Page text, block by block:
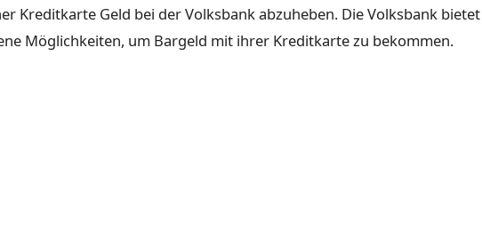
Kreditkarte Geld bei der Volksbank abzuheben. Die Volksbank bietet
Möglichkeiten, um Bargeld mit ihrer Kreditkarte zu bekommen.